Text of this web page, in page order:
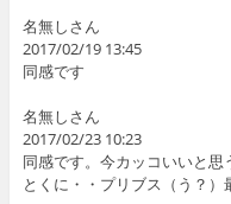
名無しさん
2017/02/19 13:45
同感です
名無しさん
2017/02/23 10:23
同感です。今カッコいいと思
とくに・・プリブス（う？）